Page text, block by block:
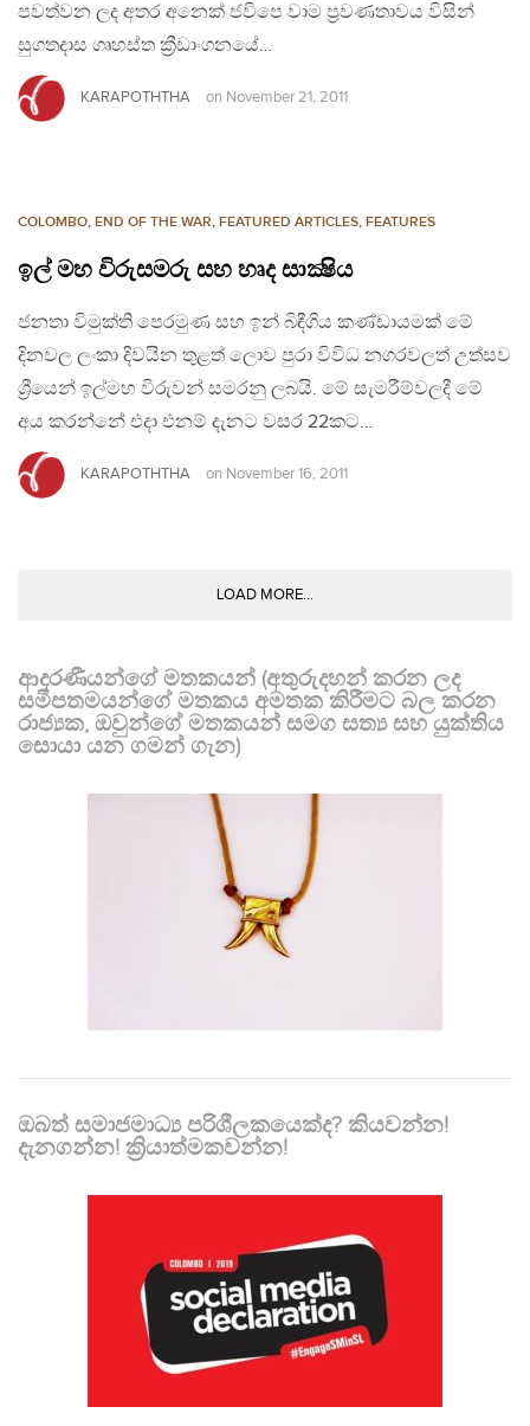
පවත්වන ලද අතර අනෙක් ජවිපෙ වාම ප්‍රවණතාවය විසින්
සුගතදාස ගෘහස්ත ක්‍රීඩාංගනයේ…
KARAPOTHTHA on November 21, 2011
COLOMBO, END OF THE WAR, FEATURED ARTICLES, FEATURES
ඉල් මහ විරුසමරු සහ හෘද සාක්‍ෂිය
ජනතා විමුක්ති පෙරමුණ සහ ඉන් බිඳීගිය කණ්ඩායමක් මේ
දිනවල ලංකා දිවයින තුළත් ලොව පුරා විවිධ නගරවලත් උත්සව
ශ්‍රීයෙන් ඉල්මහ විරුවන් සමරනු ලබයි. මේ සැමරීම්වලදී මේ
අය කරන්නේ එදා එනම් දැනට වසර 22කට…
KARAPOTHTHA on November 16, 2011
LOAD MORE...
ආදරණීයන්ගේ මතකයන් (අතුරුදහන් කරන ලද
සමීපතමයන්ගේ මතකය අමතක කිරීමට බල කරන
රාජ්‍යක, ඔවුන්ගේ මතකයන් සමග සත්‍ය සහ යුක්තිය
සොයා යන ගමන් ගැන)
ඔබත් සමාජමාධ්‍ය පරිශීලකයෙක්ද? කියවන්න!
දැනගන්න! ක්‍රියාත්මකවන්න!